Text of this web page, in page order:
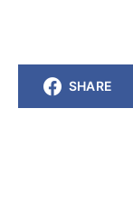
SHARE